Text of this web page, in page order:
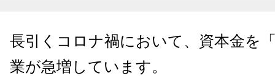
長引くコロナ禍において、資本金を
業が急増しています。